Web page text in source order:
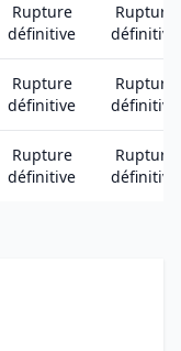
Rupture
définitive
Rupture
définitive
Rupture
définitive
Rupture
définitive
Rupture
définitive
Rupture
définitive